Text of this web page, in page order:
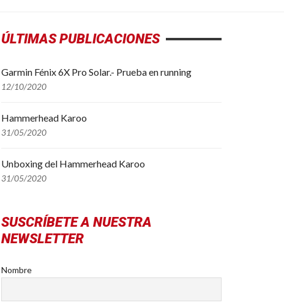
ÚLTIMAS PUBLICACIONES
Garmin Fénix 6X Pro Solar.- Prueba en running
12/10/2020
Hammerhead Karoo
31/05/2020
Unboxing del Hammerhead Karoo
31/05/2020
SUSCRÍBETE A NUESTRA
NEWSLETTER
Nombre